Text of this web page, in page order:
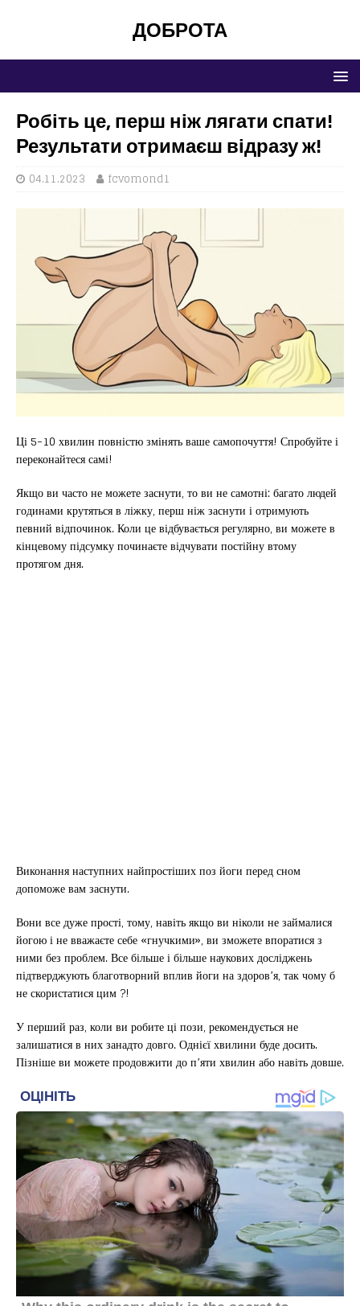
ДОБРОТА
Робіть це, перш ніж лягати спати!
Результати отримаєш відразу ж!
04.11.2023 fcvomond1
Ці 5-10 хвилин повністю змінять ваше самопочуття! Спробуйте і
переконайтеся самі!
Якщо ви часто не можете заснути, то ви не самотні: багато людей
годинами крутяться в ліжку, перш ніж заснути і отримують
певний відпочинок. Коли це відбувається регулярно, ви можете в
кінцевому підсумку починаєте відчувати постійну втому
протягом дня.
Виконання наступних найпростіших поз йоги перед сном
допоможе вам заснути.
Вони все дуже прості, тому, навіть якщо ви ніколи не займалися
йогою і не вважаєте себе «гнучкими», ви зможете впоратися з
ними без проблем. Все більше і більше наукових досліджень
підтверджують благотворний вплив йоги на здоров’я, так чому б
не скористатися цим ?!
У перший раз, коли ви робите ці пози, рекомендується не
залишатися в них занадто довго. Однієї хвилини буде досить.
Пізніше ви можете продовжити до п’яти хвилин або навіть довше.